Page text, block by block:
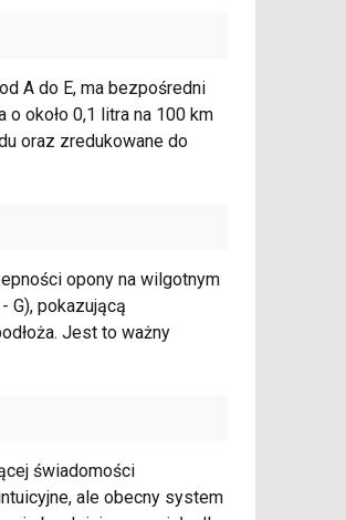
A do E, ma bezpośredni
około 0,1 litra na 100 km
oraz zredukowane do
opony na wilgotnym
G), pokazującą
Jest to ważny
świadomości
ale obecny system